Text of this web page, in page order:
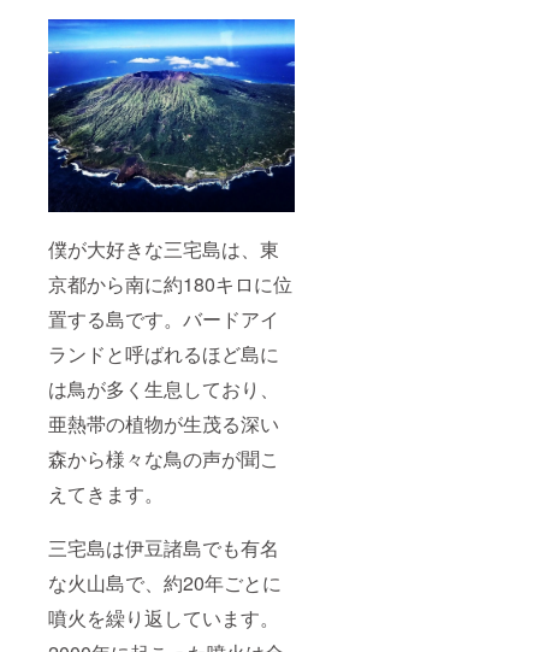
僕が大好きな三宅島は、東
京都から南に約180キロに位
置する島です。バードアイ
ランドと呼ばれるほど島に
は鳥が多く生息しており、
亜熱帯の植物が生茂る深い
森から様々な鳥の声が聞こ
えてきます。
三宅島は伊豆諸島でも有名
な火山島で、約20年ごとに
噴火を繰り返しています。